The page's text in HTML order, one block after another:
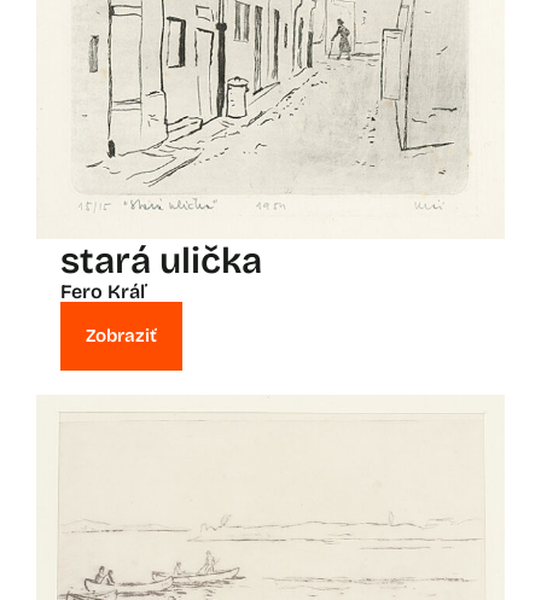
stará ulička
Fero Kráľ
Zobraziť